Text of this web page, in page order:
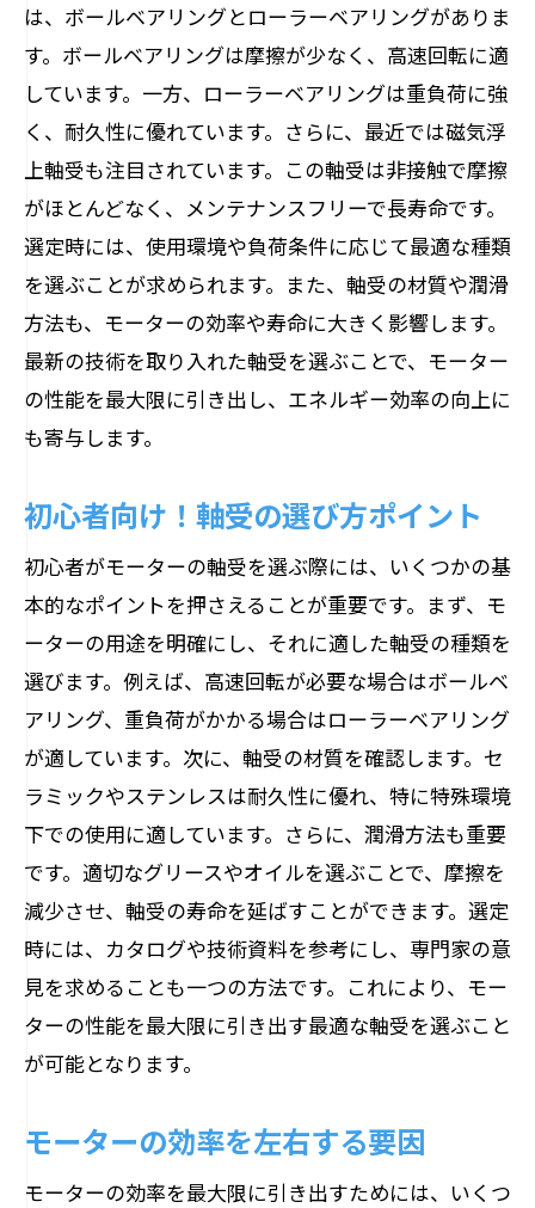
モーター軸受の耐久性を高める方法
耐久性向上に不可欠な軸受選び
軸受の耐久性を左右する要素
長寿命を実現する軸受の選定法
耐久性を高めるための軸受管理
軸受の選び方で決まる耐久性
摩耗を防ぐ軸受選びの秘訣
モーター軸受の選び方と注意点
軸受選定で見落としがちな注意点
モーター軸受選びの失敗を防ぐ
軸受選びで注意すべき落とし穴
経験者が語る軸受選びのコツ
選定失敗を防ぐための軸受知識
性能アップ！モーター軸受の選定法
性能向上に役立つ軸受の選び方
モーター軸受選びで性能を引き出す
最適な軸受選定で得られる性能アップ
効率を上げる軸受選定の秘訣
モーター性能改善に必須な軸受選び
軸受選定で実現する高性能モーター
は、ボールベアリングとローラーベアリングがありま
す。ボールベアリングは摩擦が少なく、高速回転に適
しています。一方、ローラーベアリングは重負荷に強
く、耐久性に優れています。さらに、最近では磁気浮
上軸受も注目されています。この軸受は非接触で摩擦
がほとんどなく、メンテナンスフリーで長寿命です。
選定時には、使用環境や負荷条件に応じて最適な種類
を選ぶことが求められます。また、軸受の材質や潤滑
方法も、モーターの効率や寿命に大きく影響します。
最新の技術を取り入れた軸受を選ぶことで、モーター
の性能を最大限に引き出し、エネルギー効率の向上に
も寄与します。
初心者向け！軸受の選び方ポイント
初心者がモーターの軸受を選ぶ際には、いくつかの基
本的なポイントを押さえることが重要です。まず、モ
ーターの用途を明確にし、それに適した軸受の種類を
選びます。例えば、高速回転が必要な場合はボールベ
アリング、重負荷がかかる場合はローラーベアリング
が適しています。次に、軸受の材質を確認します。セ
ラミックやステンレスは耐久性に優れ、特に特殊環境
下での使用に適しています。さらに、潤滑方法も重要
です。適切なグリースやオイルを選ぶことで、摩擦を
減少させ、軸受の寿命を延ばすことができます。選定
時には、カタログや技術資料を参考にし、専門家の意
見を求めることも一つの方法です。これにより、モー
ターの性能を最大限に引き出す最適な軸受を選ぶこと
が可能となります。
モーターの効率を左右する要因
モーターの効率を最大限に引き出すためには、いくつ